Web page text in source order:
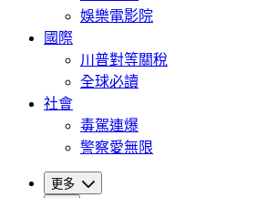
娛樂電影院
國際
川普對等關稅
全球必讀
社會
毒駕連爆
警察愛無限
更多